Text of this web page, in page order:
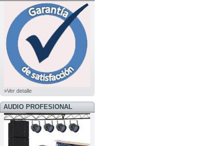
»Ver detalle
AUDIO PROFESIONAL